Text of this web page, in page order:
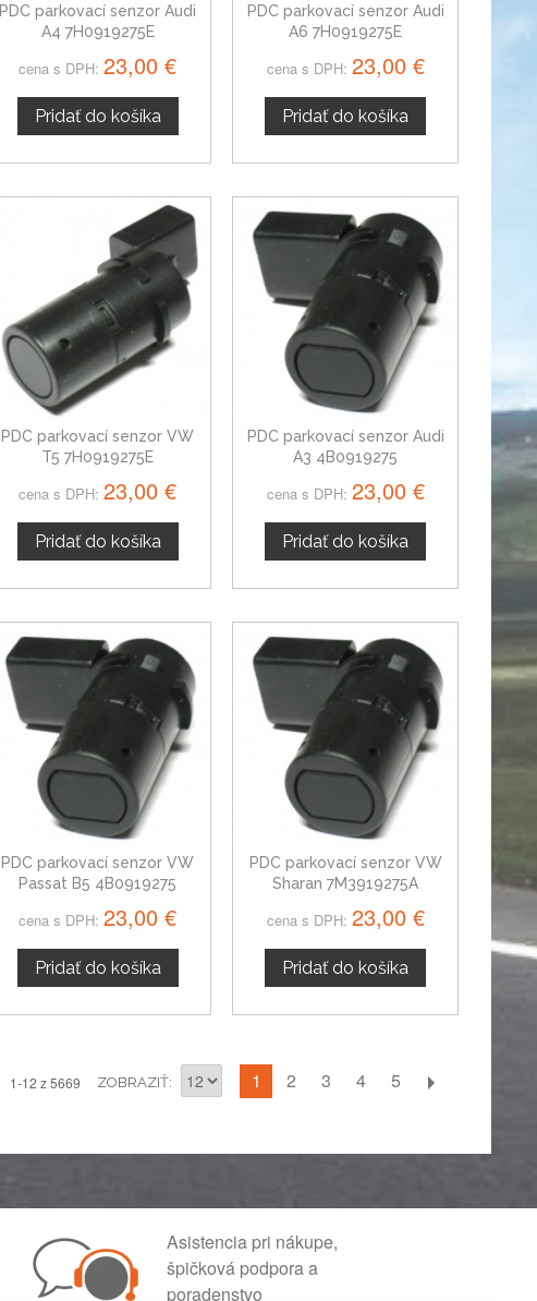
PDC parkovací senzor Audi
A4 7H0919275E
cena s DPH: 23,00 €
Pridať do košíka
PDC parkovací senzor Audi
A6 7H0919275E
cena s DPH: 23,00 €
Pridať do košíka
PDC parkovací senzor VW
T5 7H0919275E
cena s DPH: 23,00 €
Pridať do košíka
PDC parkovací senzor Audi
A3 4B0919275
cena s DPH: 23,00 €
Pridať do košíka
PDC parkovací senzor VW
Passat B5 4B0919275
cena s DPH: 23,00 €
Pridať do košíka
PDC parkovací senzor VW
Sharan 7M3919275A
cena s DPH: 23,00 €
Pridať do košíka
1-12 z 5669 ZOBRAZIŤ 1 2 3 4 5
Asistencia pri nákupe,
špičková podpora a
poradenstvo